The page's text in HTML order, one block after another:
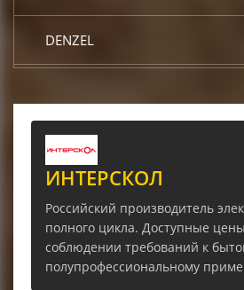
ИНТЕРСКОЛ
Российский производитель
полного цикла. Доступные
соблюдении требований к
полупрофессиональному
DENZEL
DCK
TOR
КЕДР